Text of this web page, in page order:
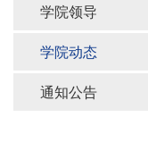
学院领导
学院动态
通知公告